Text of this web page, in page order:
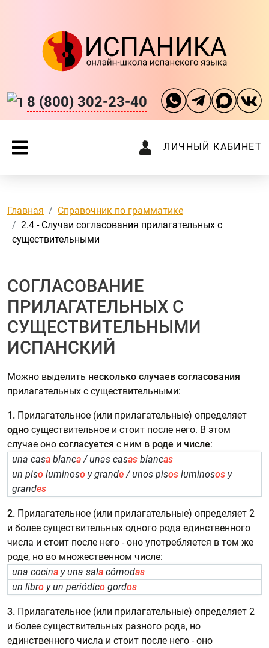
8 (800) 302-23-40
ЛИЧНЫЙ КАБИНЕТ
Главная
Справочник по грамматике
2.4 - Случаи согласования прилагательных с
существительными
СОГЛАСОВАНИЕ
ПРИЛАГАТЕЛЬНЫХ С
СУЩЕСТВИТЕЛЬНЫМИ
ИСПАНСКИЙ
Можно выделить несколько случаев согласования
прилагательных с существительными:
1. Прилагательное (или прилагательные) определяет
одно существительное и стоит после него. В этом
случае оно согласуется с ним в роде и числе:
una casa blanca/ unas casas blancas
un piso luminoso y grande / unos pisos luminosos y
grandes
2. Прилагательное (или прилагательные) определяет 2
и более существительных одного рода единственного
числа и стоит после него - оно употребляется в том же
роде, но во множественном числе:
una cocina y una sala cómodas
un libro y un periódico gordos
3. Прилагательное (или прилагательные) определяет 2
и более существительных разного рода, но
единственного числа и стоит после него - оно